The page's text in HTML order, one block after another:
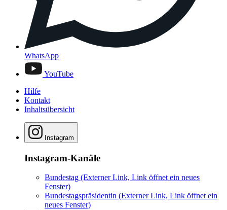
WhatsApp
YouTube
Hilfe
Kontakt
Inhaltsübersicht
Instagram
Instagram-Kanäle
Bundestag (Externer Link, Link öffnet ein neues
Fenster)
Bundestagspräsidentin (Externer Link, Link öffnet ein
neues Fenster)